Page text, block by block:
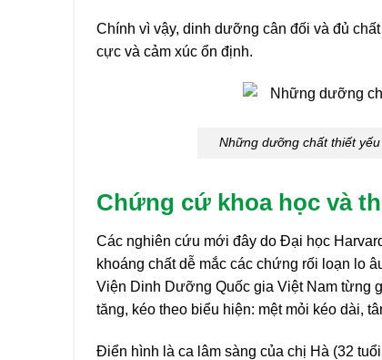
Chính vì vậy, dinh dưỡng cân đối và đủ
cực và cảm xúc ổn định.
Những dưỡng chất thiết
Chứng cứ khoa học và
Các nghiên cứu mới đây do Đại học
khoáng chất dễ mắc các chứng rối loạn lo
Viện Dinh Dưỡng Quốc gia Việt Nam từng
tăng, kéo theo biểu hiện: mệt mỏi kéo dài,
Điển hình là ca lâm sàng của chị Hà (32